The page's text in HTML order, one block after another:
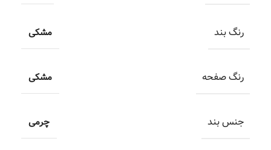
رنگ بند مشکی
رنگ صفحه مشکی
جنس بند چرمی